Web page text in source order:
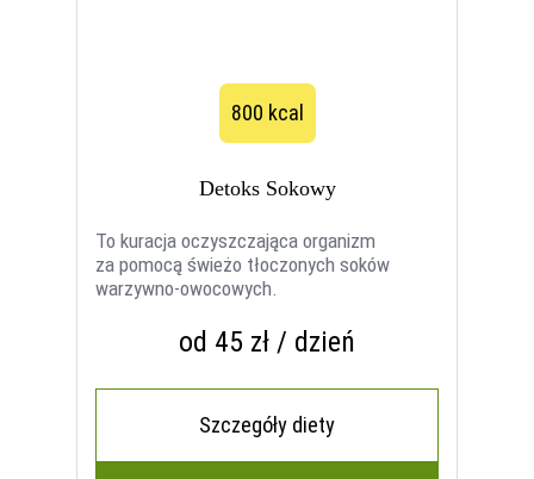
800 kcal
Detoks Sokowy
To kuracja oczyszczająca organizm
za pomocą świeżo tłoczonych soków
warzywno-owocowych.
od 45 zł / dzień
Szczegóły diety